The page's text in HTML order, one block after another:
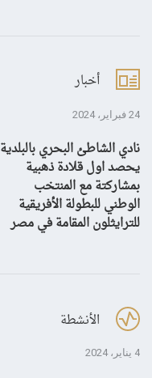
أخبار
24 فبراير، 2024
نادي الشاطئ البحري بالبلدية
يحصد اول قلادة ذهبية
بمشاركتة مع المنتخب
الوطني للبطولة الأفريقية
للترايثلون المقامة في مصر
الأنشطة
4 يناير، 2024